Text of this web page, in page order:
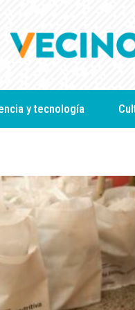
y tecnología